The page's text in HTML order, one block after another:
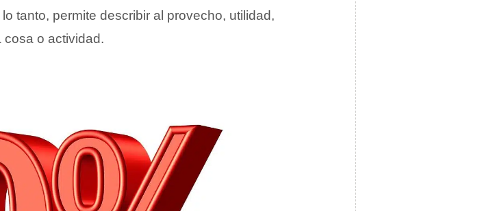
tanto, permite describir al provecho, utilidad,
o actividad.